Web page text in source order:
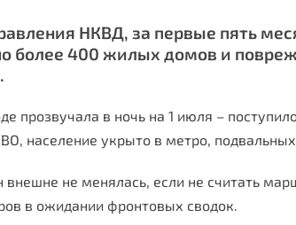
НКВД, за первые пять
более 400 жилых домов и
прозвучала в ночь на 1 июля –
население укрыто в метро,
не менялась, если не считать
в ожидании фронтовых сводок.